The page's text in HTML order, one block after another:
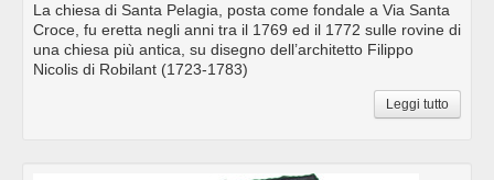
La chiesa di Santa Pelagia, posta come fondale a Via Santa
Croce, fu eretta negli anni tra il 1769 ed il 1772 sulle rovine di
una chiesa più antica, su disegno dell’architetto Filippo
Nicolis di Robilant (1723-1783)
Leggi tutto